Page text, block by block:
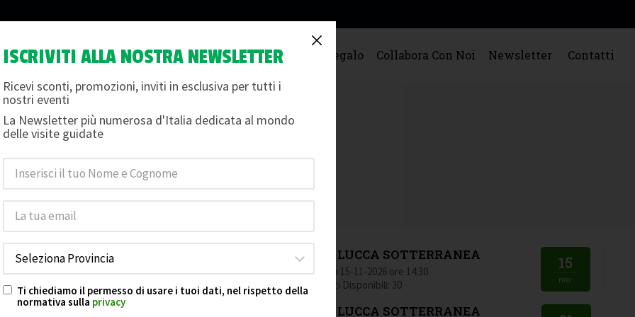
Magazine Termini e condizioni Chi siamo Buono Regalo Collabora Con Noi Newsletter Contatti
PIU' NASCOSTI
foto
LA LUCCA SOTTERRANEA
Data 25-10-2026 ore 14:30
Posti Disponibili: 30
LA LUCCA SOTTERRANEA
Data 15-11-2026 ore 14:30
Posti Disponibili: 30
15
nov
LA LUCCA SOTTERRANEA LA LUCCA SOTTERRANEA
ISCRIVITI ALLA NOSTRA NEWSLETTER
Ricevi sconti, promozioni, inviti in esclusiva per tutti i
nostri eventi
La Newsletter più numerosa d'Italia dedicata al mondo
delle visite guidate
Ti chiediamo il permesso di usare i tuoi dati, nel rispetto della
normativa sulla privacy